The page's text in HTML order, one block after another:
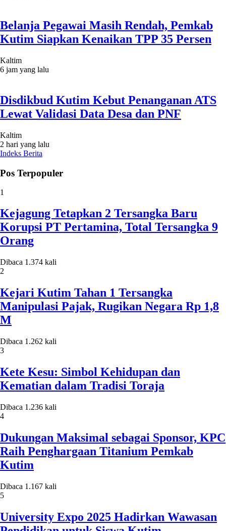
Belanja Pegawai Masih Rendah, Pemkab
Kutim Siapkan Kenaikan TPP 35 Persen
Kaltim
6 jam yang lalu
Disdikbud Kutim Kebut Penanganan ATS
Lewat Validasi Data Desa dan PNF
Kaltim
2 hari yang lalu
Indeks Berita
Pos Terpopuler
1
Kejagung Tetapkan 2 Tersangka Baru
Korupsi PT Pertamina, Total Tersangka 9
Orang
Dibaca 1.374 kali
2
Kejari Kutim Tahan 1 Tersangka
Manipulasi Pajak, Rugikan Negara Rp 1,8
M
Dibaca 1.262 kali
3
Kete Kesu: Simbol Kehidupan dan
Kematian dalam Tradisi Toraja
Dibaca 1.236 kali
4
Dukungan Maksimal sebagai Sponsor, KPC
Raih Penghargaan Titanium Pemkab
Kutim
Dibaca 1.167 kali
5
University Expo 2025 Hadirkan Wawasan